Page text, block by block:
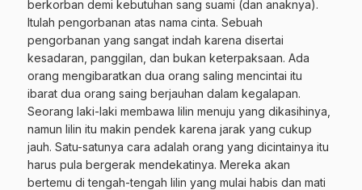
berkorban demi kebutuhan sang suami (dan anaknya).
Itulah pengorbanan atas nama cinta. Sebuah
pengorbanan yang sangat indah karena disertai
kesadaran, panggilan, dan bukan keterpaksaan. Ada
orang mengibaratkan dua orang saling mencintai itu
ibarat dua orang saing berjauhan dalam kegalapan.
Seorang laki-laki membawa lilin menuju yang dikasihinya,
namun lilin itu makin pendek karena jarak yang cukup
jauh. Satu-satunya cara adalah orang yang dicintainya itu
harus pula bergerak mendekatinya. Mereka akan
bertemu di tengah-tengah lilin yang mulai habis dan mati